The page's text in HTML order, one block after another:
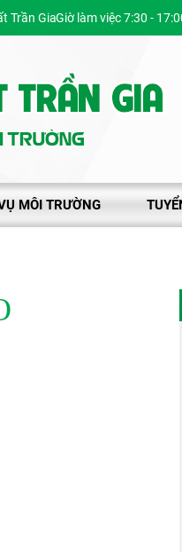
Gia Giờ làm việc 7:30 -
MÔI TRƯỜNG